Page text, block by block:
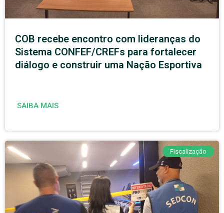
COB recebe encontro com lideranças do
Sistema CONFEF/CREFs para fortalecer
diálogo e construir uma Nação Esportiva
SAIBA MAIS
Fiscalização